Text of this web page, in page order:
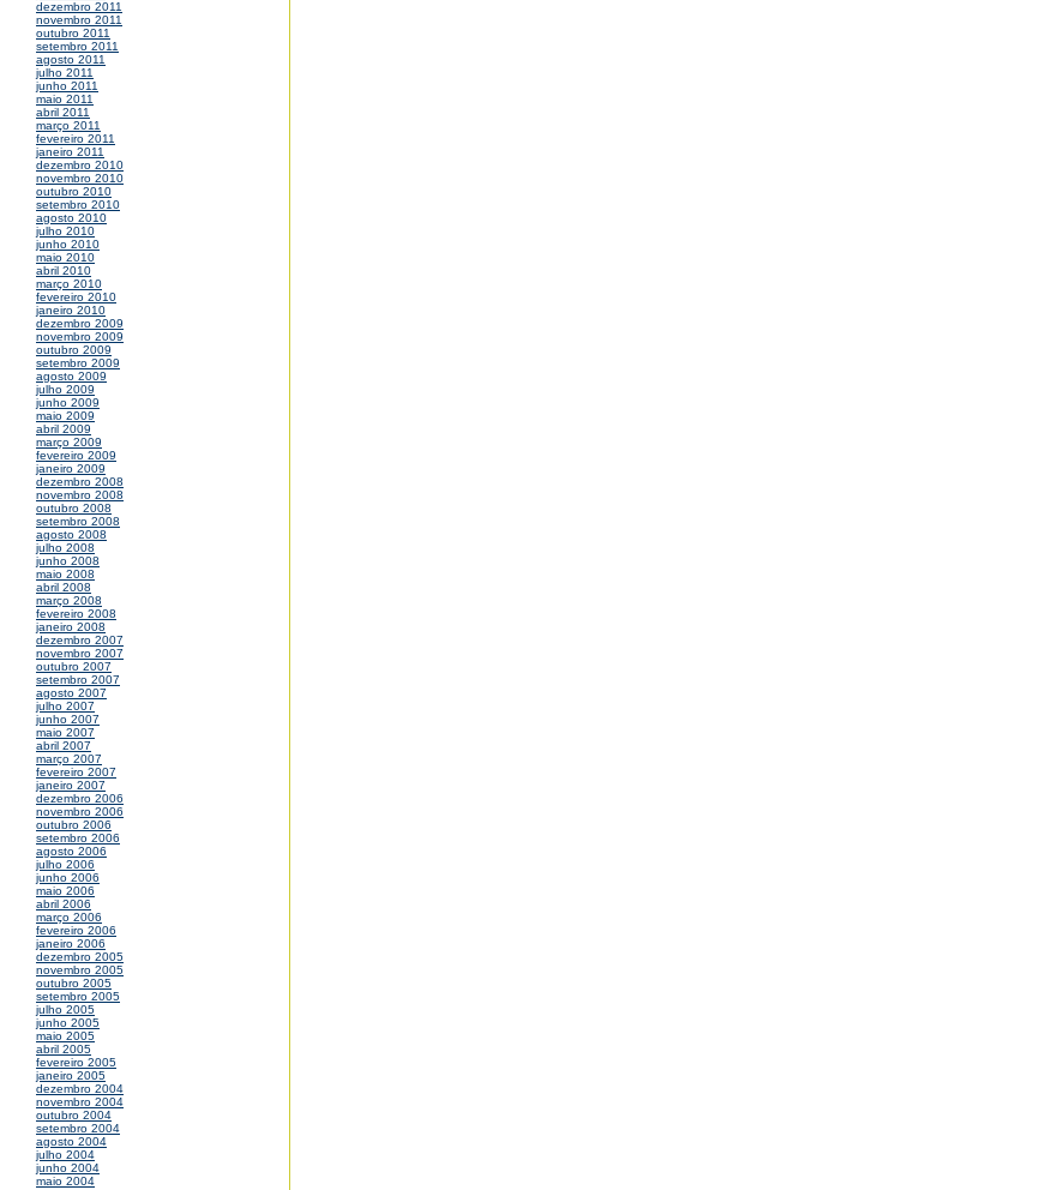
dezembro 2011
novembro 2011
outubro 2011
setembro 2011
agosto 2011
julho 2011
junho 2011
maio 2011
abril 2011
março 2011
fevereiro 2011
janeiro 2011
dezembro 2010
novembro 2010
outubro 2010
setembro 2010
agosto 2010
julho 2010
junho 2010
maio 2010
abril 2010
março 2010
fevereiro 2010
janeiro 2010
dezembro 2009
novembro 2009
outubro 2009
setembro 2009
agosto 2009
julho 2009
junho 2009
maio 2009
abril 2009
março 2009
fevereiro 2009
janeiro 2009
dezembro 2008
novembro 2008
outubro 2008
setembro 2008
agosto 2008
julho 2008
junho 2008
maio 2008
abril 2008
março 2008
fevereiro 2008
janeiro 2008
dezembro 2007
novembro 2007
outubro 2007
setembro 2007
agosto 2007
julho 2007
junho 2007
maio 2007
abril 2007
março 2007
fevereiro 2007
janeiro 2007
dezembro 2006
novembro 2006
outubro 2006
setembro 2006
agosto 2006
julho 2006
junho 2006
maio 2006
abril 2006
março 2006
fevereiro 2006
janeiro 2006
dezembro 2005
novembro 2005
outubro 2005
setembro 2005
julho 2005
junho 2005
maio 2005
abril 2005
fevereiro 2005
janeiro 2005
dezembro 2004
novembro 2004
outubro 2004
setembro 2004
agosto 2004
julho 2004
junho 2004
maio 2004